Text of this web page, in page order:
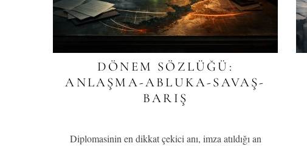
DÖNEM SÖZLÜĞÜ:
ANLAŞMA-ABLUKA-SAVAŞ-
BARIŞ
Diplomasinin en dikkat çekici anı, imza atıldığı an